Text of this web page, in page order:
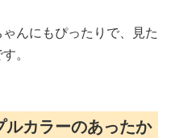
んにもぴったりで、見た
。
カラーのあったか